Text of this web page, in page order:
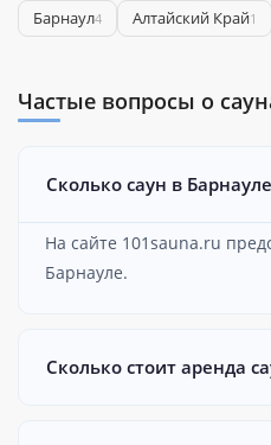
Барнаул4 Алтайский Край1
Частые вопросы о
Сколько саун в
На сайте 101sauna.ru
Барнауле.
Сколько стоит аренда